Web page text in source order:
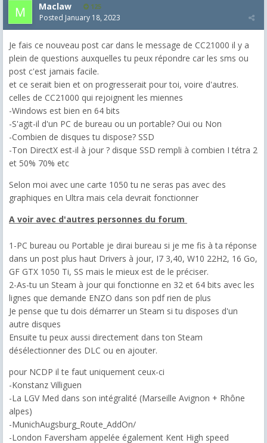
Maclaw 125
Posted January 18, 2023
Je fais ce nouveau post car dans le message de CC21000 il y a
plein de questions auxquelles tu peux répondre car les sms ou
post c'est jamais facile.
et ce serait bien et on progresserait pour toi, voire d'autres.
celles de CC21000 qui rejoignent les miennes
-Windows est bien en 64 bits
-S'agit-il d'un PC de bureau ou un portable? Oui ou Non
-Combien de disques tu dispose? SSD
-Ton DirectX est-il à jour ? disque SSD rempli à combien I tétra 2
et 50% 70% etc
Selon moi avec une carte 1050 tu ne seras pas avec des
graphiques en Ultra mais cela devrait fonctionner
A voir avec d'autres personnes du forum
1-PC bureau ou Portable je dirai bureau si je me fis à ta réponse
dans un post plus haut Drivers à jour, I7 3,40, W10 22H2, 16 Go,
GF GTX 1050 Ti, SS mais le mieux est de le préciser.
2-As-tu un Steam à jour qui fonctionne en 32 et 64 bits avec les
lignes que demande ENZO dans son pdf rien de plus
Je pense que tu dois démarrer un Steam si tu disposes d'un
autre disques
Ensuite tu peux aussi directement dans ton Steam
désélectionner des DLC ou en ajouter.
pour NCDP il te faut uniquement ceux-ci
-Konstanz Villiguen
-La LGV Med dans son intégralité (Marseille Avignon + Rhône
alpes)
-MunichAugsburg_Route_AddOn/
-London Faversham appelée également Kent High speed